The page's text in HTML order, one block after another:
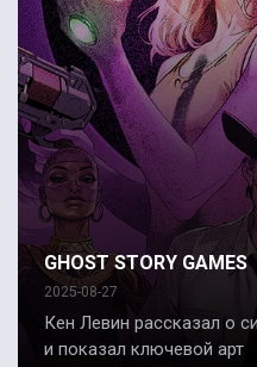
GHOST STORY GAMES
2025-08-27
Кен Левин рассказал о
и показал ключевой арт